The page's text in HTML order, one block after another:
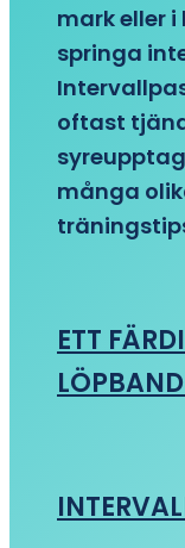
mark eller
springa
oftast
många
ETT